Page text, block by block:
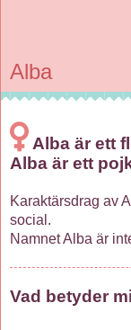
Alba
Alba är ett
Alba är ett
Karaktärsdrag av
social.
Namnet Alba är
Vad betyder